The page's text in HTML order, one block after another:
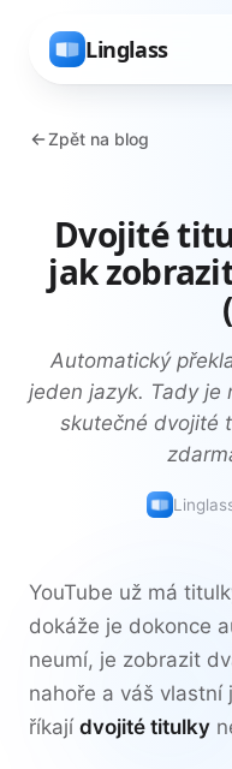
Linglass
Zpět na blog
Dvojité
jak
Automatický
jeden jazyk. Tady je
skutečné dvojité
YouTube už má
dokáže je dokonce
neumí, je zobrazit
nahoře a váš vlastní
říkají dvojité titulky